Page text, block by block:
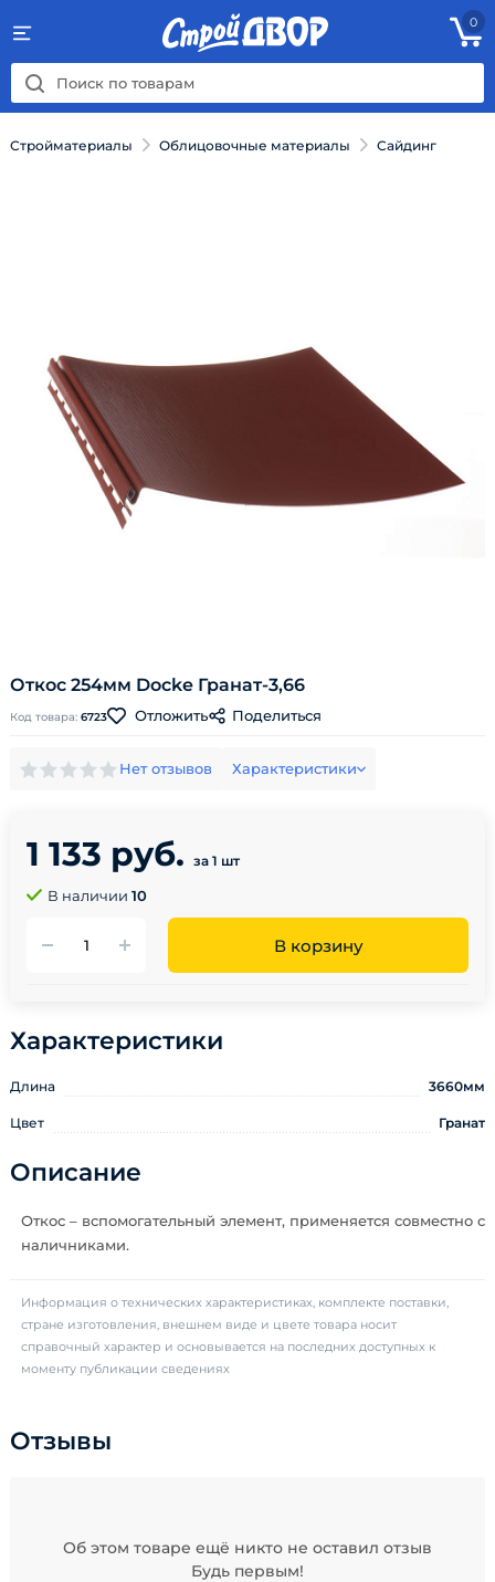
0
Стройматериалы Облицовочные материалы Сайдинг
Откос 254мм Docke Гранат-3,66
Код товара: 6723 Отложить Поделиться
Нет отзывов Характеристики
1 133 руб. за 1 шт
В наличии 10
В корзину
Характеристики
Длина 3660мм
Цвет Гранат
Описание
Откос – вспомогательный элемент, применяется совместно с
наличниками.
Информация о технических характеристиках, комплекте поставки,
стране изготовления, внешнем виде и цвете товара носит
справочный характер и основывается на последних доступных к
моменту публикации сведениях
Отзывы
Об этом товаре ещё никто не оставил отзыв
Будь первым!